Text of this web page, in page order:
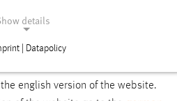
the english version of the website.
details
| Datapolicy